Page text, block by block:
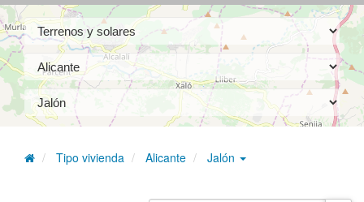
Tipo vivienda Alicante Jalón